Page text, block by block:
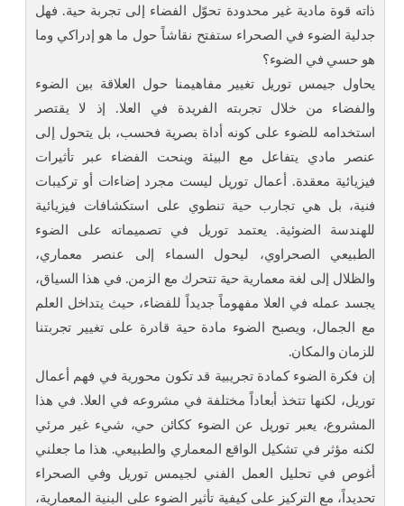
ذاته قوة مادية غير محدودة تحوّل الفضاء إلى تجربة حية. فهل
جدلية الضوء في الصحراء ستفتح نقاشاً حول ما هو إدراكي وما
هو حسي في الضوء؟
يحاول جيمس توريل تغيير مفاهيمنا حول العلاقة بين الضوء
والفضاء من خلال تجربته الفريدة في العلا. إذ لا يقتصر
استخدامه للضوء على كونه أداة بصرية فحسب، بل يتحول إلى
عنصر مادي يتفاعل مع البيئة وينحت الفضاء عبر تأثيرات
فيزيائية معقدة. أعمال توريل ليست مجرد إضاءات أو تركيبات
فنية، بل هي تجارب حية تنطوي على استكشافات فيزيائية
للهندسة الضوئية. يعتمد توريل في تصميماته على الضوء
الطبيعي الصحراوي، ليحول السماء إلى عنصر معماري،
والظلال إلى لغة معمارية حية تتحرك مع الزمن. في هذا السياق،
يجسد عمله في العلا مفهوماً جديداً للفضاء، حيث يتداخل العلم
مع الجمال، ويصبح الضوء مادة حية قادرة على تغيير تجربتنا
للزمان والمكان.
إن فكرة الضوء كمادة تجريبية قد تكون محورية في فهم أعمال
توريل، لكنها تتخذ أبعاداً مختلفة في مشروعه في العلا. في هذا
المشروع، يعبر توريل عن الضوء ككائن حي، شيء غير مرئي
لكنه مؤثر في تشكيل الواقع المعماري والطبيعي. هذا ما جعلني
أغوص في تحليل العمل الفني لجيمس توريل وفي الصحراء
تحديداً، مع التركيز على كيفية تأثير الضوء على البنية المعمارية،